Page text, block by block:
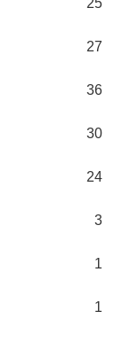
25
27
36
30
24
3
1
1